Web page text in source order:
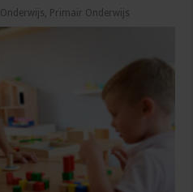
Onderwijs, Primair Onderwijs